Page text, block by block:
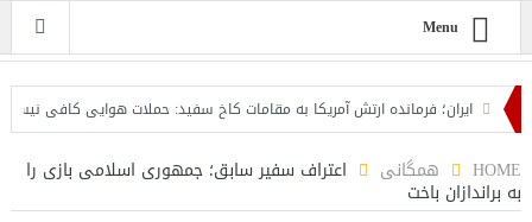
Menu
ایران؛ فرمانده ارتش آمریکا به مقامات کاخ سفید: حملات هوایی کافی نیست
HOME همگانی اعتراف سفیر سابق؛ جمهوری اسلامی بازی را
به براندازان باخت